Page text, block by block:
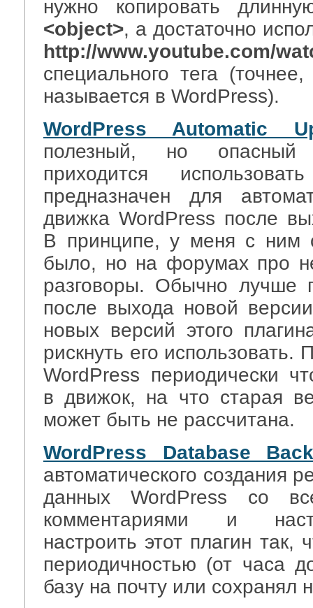
нужно копировать
<object>, а достаточно
http://www.youtube.com/
специального тега
называется в WordPress).
WordPress Automatic
полезный, но опасный
приходится
предназначен для
движка WordPress после
В принципе, у меня с ним
было, но на форумах про
разговоры. Обычно лучше
после выхода новой
новых версий этого
рискнуть его использовать.
WordPress периодически
в движок, на что старая
может быть не рассчитана.
WordPress Database
автоматического создания
данных WordPress со
комментариями и
настроить этот плагин так,
периодичностью (от часа
базу на почту или сохранял